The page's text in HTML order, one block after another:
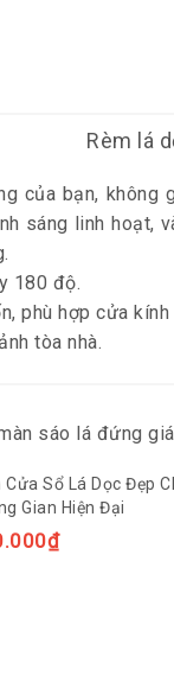
Rèm lá
của bạn,
sáng linh
180 độ.
phù hợp cửa kính
tòa nhà.
Cửa Sổ Lá Dọc Đẹp
Gian Hiện Đại
₫